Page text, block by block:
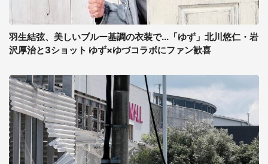
羽生結弦、美しいブルー基調の衣装で...「ゆず」北川悠仁・岩
沢厚治と3ショット ゆず×ゆづコラボにファン歓喜